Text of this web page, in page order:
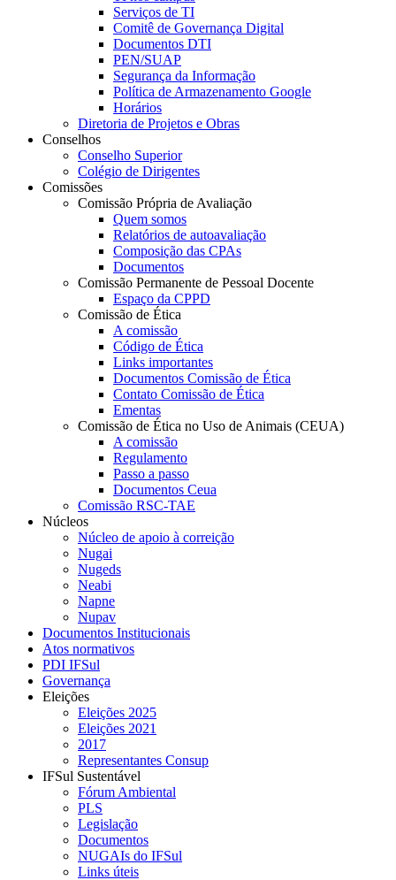
Serviços de TI
Comitê de Governança Digital
Documentos DTI
PEN/SUAP
Segurança da Informação
Política de Armazenamento Google
Horários
Diretoria de Projetos e Obras
Conselhos
Conselho Superior
Colégio de Dirigentes
Comissões
Comissão Própria de Avaliação
Quem somos
Relatórios de autoavaliação
Composição das CPAs
Documentos
Comissão Permanente de Pessoal Docente
Espaço da CPPD
Comissão de Ética
A comissão
Código de Ética
Links importantes
Documentos Comissão de Ética
Contato Comissão de Ética
Ementas
Comissão de Ética no Uso de Animais (CEUA)
A comissão
Regulamento
Passo a passo
Documentos Ceua
Comissão RSC-TAE
Núcleos
Núcleo de apoio à correição
Nugai
Nugeds
Neabi
Napne
Nupav
Documentos Institucionais
Atos normativos
PDI IFSul
Governança
Eleições
Eleições 2025
Eleições 2021
2017
Representantes Consup
IFSul Sustentável
Fórum Ambiental
PLS
Legislação
Documentos
NUGAIs do IFSul
Links úteis